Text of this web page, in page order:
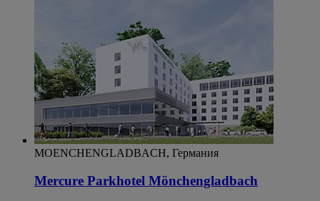
MOENCHENGLADBACH, Германия
Mercure Parkhotel Mönchengladbach